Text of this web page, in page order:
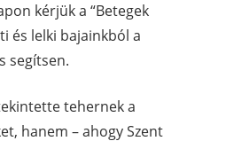
kérjük a “Betegek
és lelki bajainkból a
segítsen.
tehernek a
hanem – ahogy Szent